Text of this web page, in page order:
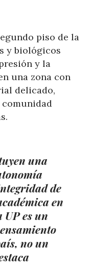
piso de la
y biológicos
y la
una zona con
delicado,
una
de
en
es un
no un